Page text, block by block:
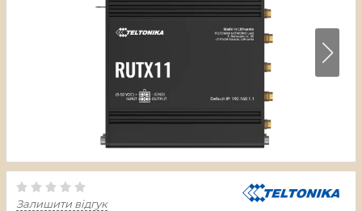
Залишити відгук